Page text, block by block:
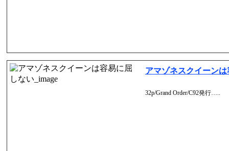
アマゾネスクイーン
32p/Grand Order/C92発行…..